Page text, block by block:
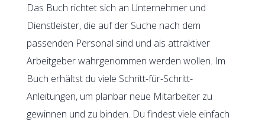
Das Buch richtet sich an Unternehmer und
Dienstleister, die auf der Suche nach dem
passenden Personal sind und als attraktiver
Arbeitgeber wahrgenommen werden wollen. Im
Buch erhältst du viele Schritt-für-Schritt-
Anleitungen, um planbar neue Mitarbeiter zu
gewinnen und zu binden. Du findest viele einfach